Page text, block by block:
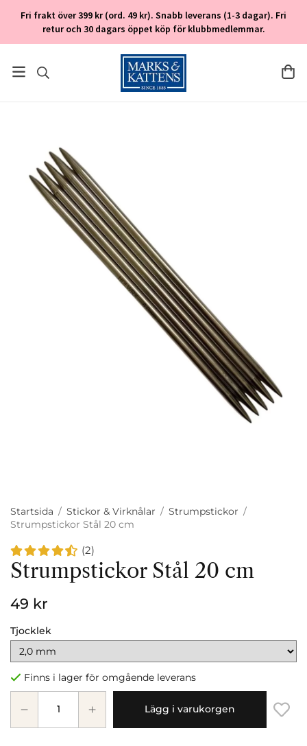
Fri frakt över 399 kr (ord. 49 kr). Snabb leverans (1-3 dagar). Fri
retur och 30 dagars öppet köp för klubbmedlemmar.
Startsida / Stickor & Virknålar / Strumpstickor /
Strumpstickor Stål 20 cm
(2)
Strumpstickor Stål 20 cm
49 kr
Tjocklek
Finns i lager för omgående leverans
Lägg i varukorgen